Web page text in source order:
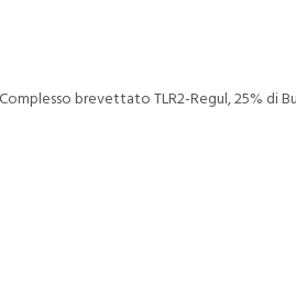
brevettato TLR2-Regul, 25% di